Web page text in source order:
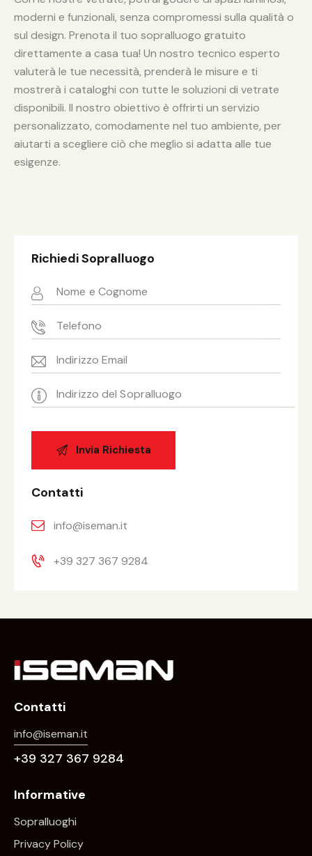
moderni e funzionali, senza compromessi sulla qualità o
sul design. Prenota il tuo sopralluogo gratuito
direttamente a casa tua! Un nostro tecnico esperto
valuterà le tue necessità, prenderà le misure e ti
mostrerà i cataloghi con tutte le soluzioni di vetrate
disponibili. Il nostro obiettivo è offrirti un servizio
personalizzato, comodamente nel tuo ambiente, per
aiutarti a scegliere ciò che meglio si adatta alle tue
esigenze.
Richiedi Sopralluogo
Contatti
info@iseman.it
+39 327 367 9284
Contatti
info@iseman.it
+39 327 367 9284
Informative
Sopralluoghi
Privacy Policy